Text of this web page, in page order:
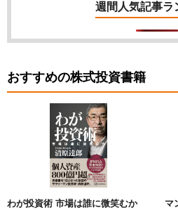
週間人気記事ラ
おすすめの株式投資書籍
わが投資術 市場は誰に微笑むか
マ